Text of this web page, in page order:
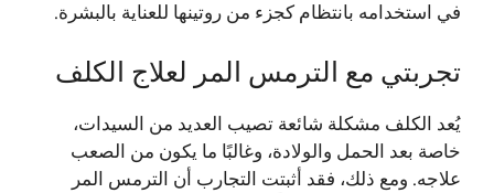
في استخدامه بانتظام كجزء من روتينها للعناية بالبشرة.
تجربتي مع الترمس المر لعلاج الكلف
يُعد الكلف مشكلة شائعة تصيب العديد من السيدات،
خاصة بعد الحمل والولادة، وغالبًا ما يكون من الصعب
علاجه. ومع ذلك، فقد أثبتت التجارب أن الترمس المر